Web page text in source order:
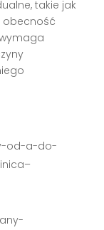
takie jak
obecność
od-a-do-